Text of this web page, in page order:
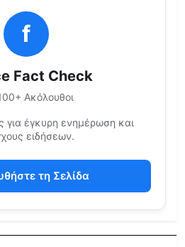
f
Fact Check
Ακόλουθοι
για έγκυρη ενημέρωση και
ειδήσεων.
τη Σελίδα